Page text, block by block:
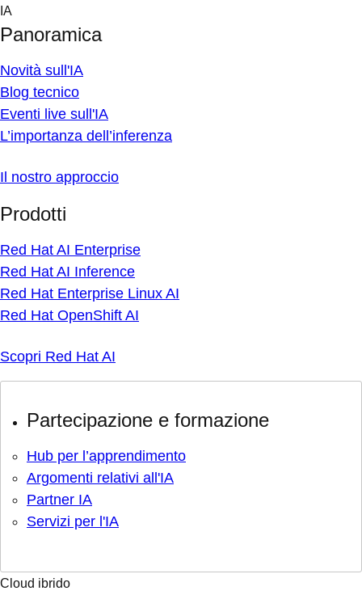
Skip
content
IA
Panoramica
Novità sull'IA
Blog tecnico
Eventi live sull'IA
L’importanza dell’inferenza
Il nostro approccio
Prodotti
Red Hat AI Enterprise
Red Hat AI Inference
Red Hat Enterprise Linux AI
Red Hat OpenShift AI
Scopri Red Hat AI
Partecipazione e formazione
Hub per l’apprendimento
Argomenti relativi all'IA
Partner IA
Servizi per l'IA
Cloud ibrido